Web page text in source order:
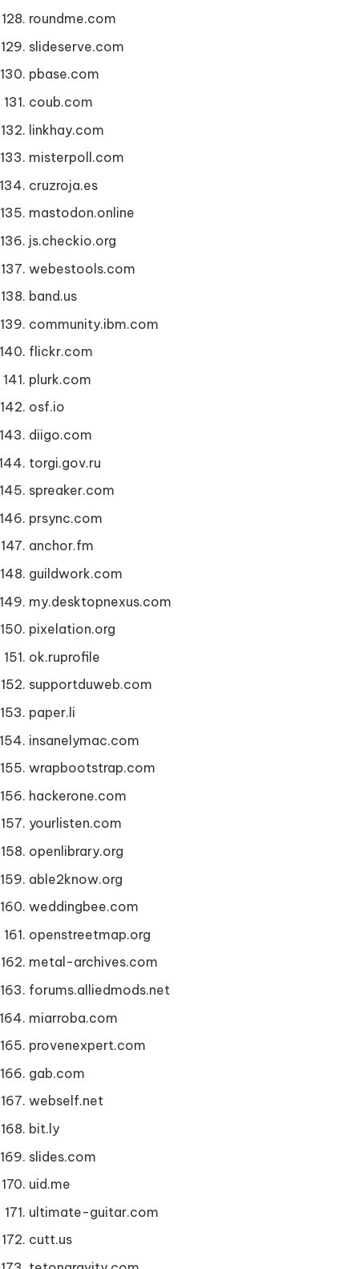
roundme.com
slideserve.com
pbase.com
coub.com
linkhay.com
misterpoll.com
cruzroja.es
mastodon.online
js.checkio.org
webestools.com
band.us
community.ibm.com
flickr.com
plurk.com
osf.io
diigo.com
torgi.gov.ru
spreaker.com
prsync.com
anchor.fm
guildwork.com
my.desktopnexus.com
pixelation.org
ok.ruprofile
supportduweb.com
paper.li
insanelymac.com
wrapbootstrap.com
hackerone.com
yourlisten.com
openlibrary.org
able2know.org
weddingbee.com
openstreetmap.org
metal-archives.com
forums.alliedmods.net
miarroba.com
provenexpert.com
gab.com
webself.net
bit.ly
slides.com
uid.me
ultimate-guitar.com
cutt.us